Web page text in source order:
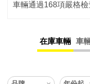
車輛通過168項嚴格
在庫車輛 車